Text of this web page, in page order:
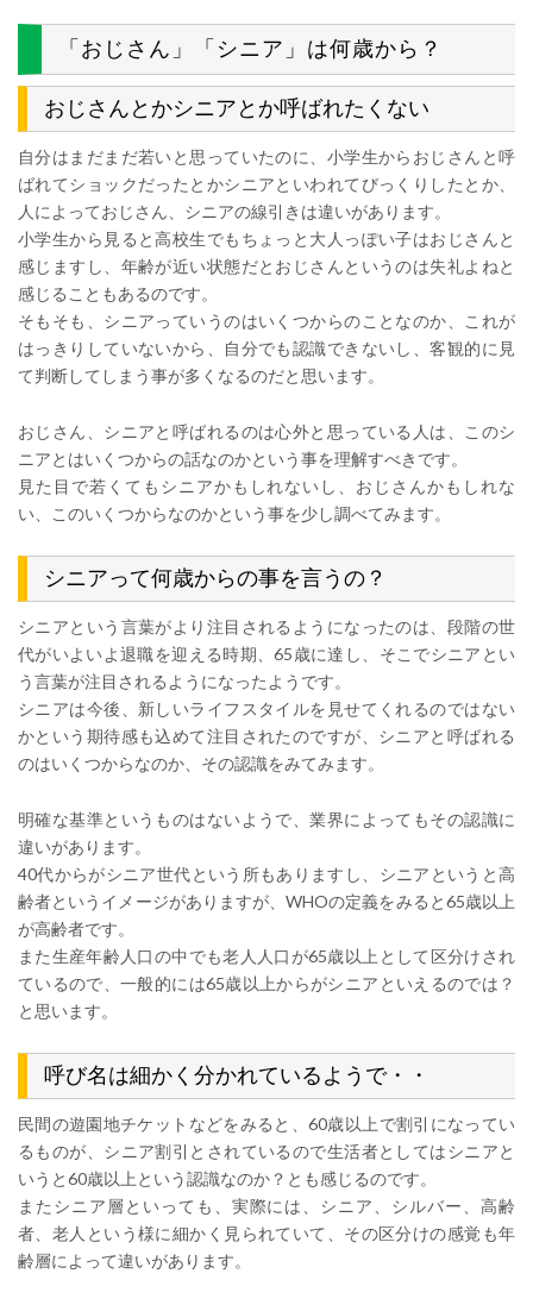
「おじさん」「シニア」は何歳から？
おじさんとかシニアとか呼ばれたくない
自分はまだまだ若いと思っていたのに、小学生からおじさんと呼
ばれてショックだったとかシニアといわれてびっくりしたとか、
人によっておじさん、シニアの線引きは違いがあります。
小学生から見ると高校生でもちょっと大人っぽい子はおじさんと
感じますし、年齢が近い状態だとおじさんというのは失礼よねと
感じることもあるのです。
そもそも、シニアっていうのはいくつからのことなのか、これが
はっきりしていないから、自分でも認識できないし、客観的に見
て判断してしまう事が多くなるのだと思います。
おじさん、シニアと呼ばれるのは心外と思っている人は、このシ
ニアとはいくつからの話なのかという事を理解すべきです。
見た目で若くてもシニアかもしれないし、おじさんかもしれな
い、このいくつからなのかという事を少し調べてみます。
シニアって何歳からの事を言うの？
シニアという言葉がより注目されるようになったのは、段階の世
代がいよいよ退職を迎える時期、65歳に達し、そこでシニアとい
う言葉が注目されるようになったようです。
シニアは今後、新しいライフスタイルを見せてくれるのではない
かという期待感も込めて注目されたのですが、シニアと呼ばれる
のはいくつからなのか、その認識をみてみます。
明確な基準というものはないようで、業界によってもその認識に
違いがあります。
40代からがシニア世代という所もありますし、シニアというと高
齢者というイメージがありますが、WHOの定義をみると65歳以上
が高齢者です。
また生産年齢人口の中でも老人人口が65歳以上として区分けされ
ているので、一般的には65歳以上からがシニアといえるのでは？
と思います。
呼び名は細かく分かれているようで・・
民間の遊園地チケットなどをみると、60歳以上で割引になってい
るものが、シニア割引とされているので生活者としてはシニアと
いうと60歳以上という認識なのか？とも感じるのです。
またシニア層といっても、実際には、シニア、シルバー、高齢
者、老人という様に細かく見られていて、その区分けの感覚も年
齢層によって違いがあります。